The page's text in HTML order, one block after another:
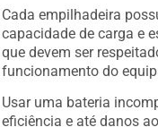
Cada empilhadeira
capacidade de carga e
que devem ser
funcionamento do
Usar uma bateria
eficiência e até danos